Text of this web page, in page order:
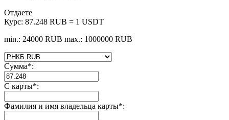
Отдаете
Курс: 87.248 RUB = 1 USDT
min.: 24000 RUB max.: 1000000 RUB
Сумма*:
С карты*:
Фамилия и имя владельца карты*: